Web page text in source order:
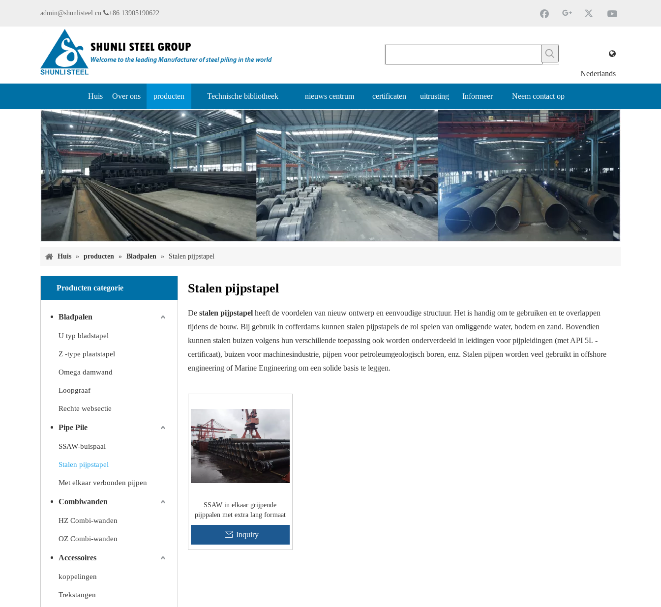
admin@shunlisteel.cn +86 13905190622
Nederlands
Huis Over ons producten Technische bibliotheek nieuws centrum certificaten uitrusting Informeer Neem contact op
Huis » producten » Bladpalen » Stalen pijpstapel
Producten categorie
Bladpalen
U typ bladstapel
Z -type plaatstapel
Omega damwand
Loopgraaf
Rechte websectie
Pipe Pile
SSAW-buispaal
Stalen pijpstapel
Met elkaar verbonden pijpen
Combiwanden
HZ Combi-wanden
OZ Combi-wanden
Accessoires
koppelingen
Trekstangen
Stalen pijpstapel
De stalen pijpstapel heeft de voordelen van nieuw ontwerp en eenvoudige structuur. Het is handig om te gebruiken en te overlappen
tijdens de bouw. Bij gebruik in cofferdams kunnen stalen pijpstapels de rol spelen van omliggende water, bodem en zand. Bovendien
kunnen stalen buizen volgens hun verschillende toepassing ook worden onderverdeeld in leidingen voor pijpleidingen (met API 5L -
certificaat), buizen voor machinesindustrie, pijpen voor petroleumgeologisch boren, enz. Stalen pijpen worden veel gebruikt in offshore
engineering of Marine Engineering om een ​​solide basis te leggen.
SSAW in elkaar grijpende
pijppalen met extra lang formaat
Inquiry